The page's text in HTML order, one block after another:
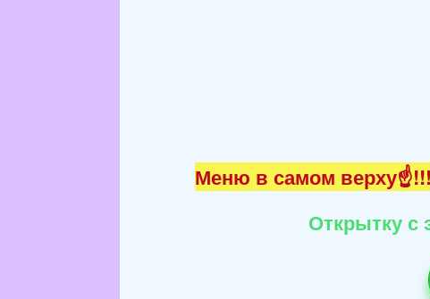
Меню в самом верху☝!!!
Открытку с